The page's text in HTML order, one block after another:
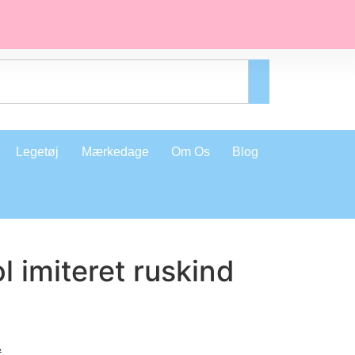
Legetøj Mærkedage Om Os Blog
imiteret ruskind